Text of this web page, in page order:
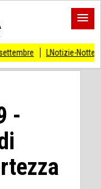
di San Lorenzo, in
-